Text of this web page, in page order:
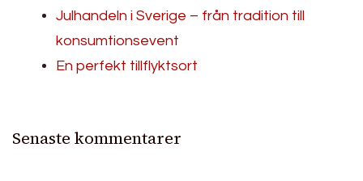
Julhandeln i Sverige – från tradition till
konsumtionsevent
En perfekt tillflyktsort
Senaste kommentarer